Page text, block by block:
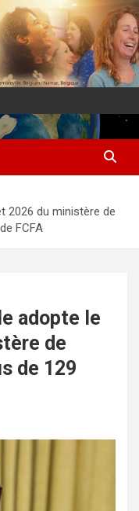
2026 du ministère de
FCFA
adopte le
de
de 129